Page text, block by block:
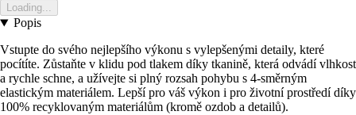
Loading...
Popis
Vstupte do svého nejlepšího výkonu s vylepšenými detaily, které
pocítíte. Zůstaňte v klidu pod tlakem díky tkanině, která odvádí vlhkost
a rychle schne, a užívejte si plný rozsah pohybu s 4-směrným
elastickým materiálem. Lepší pro váš výkon i pro životní prostředí díky
100% recyklovaným materiálům (kromě ozdob a detailů).